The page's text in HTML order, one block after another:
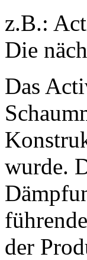
z.B.:
Die
Das
wurde.
der